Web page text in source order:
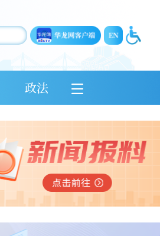
政法